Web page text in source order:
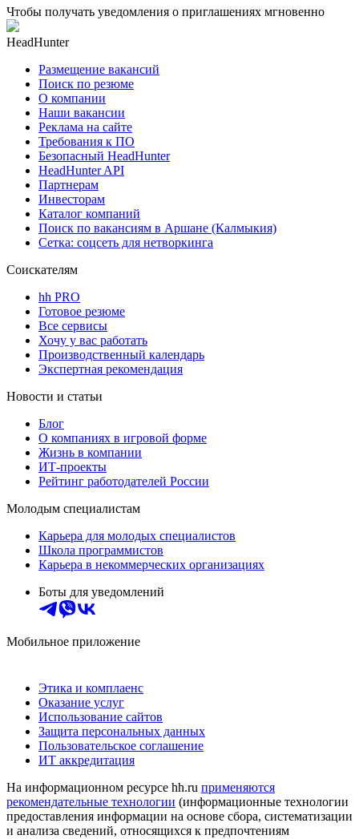
Чтобы получать уведомления о приглашениях мгновенно
HeadHunter
Размещение вакансий
Поиск по резюме
О компании
Наши вакансии
Реклама на сайте
Требования к ПО
Безопасный HeadHunter
HeadHunter API
Партнерам
Инвесторам
Каталог компаний
Поиск по вакансиям в Аршане (Калмыкия)
Сетка: соцсеть для нетворкинга
Соискателям
hh PRO
Готовое резюме
Все сервисы
Хочу у вас работать
Производственный календарь
Экспертная рекомендация
Новости и статьи
Блог
О компаниях в игровой форме
Жизнь в компании
ИТ-проекты
Рейтинг работодателей России
Молодым специалистам
Карьера для молодых специалистов
Школа программистов
Карьера в некоммерческих организациях
Боты для уведомлений
Мобильное приложение
Этика и комплаенс
Оказание услуг
Использование сайтов
Защита персональных данных
Пользовательское соглашение
ИТ аккредитация
На информационном ресурсе hh.ru применяются
рекомендательные технологии (информационные технологии
предоставления информации на основе сбора, систематизации
и анализа сведений, относящихся к предпочтениям